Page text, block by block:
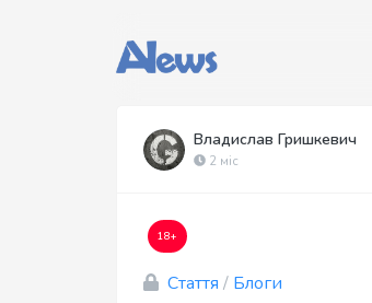
Владислав Гришкевич
2 міс
18+
Стаття / Блоги